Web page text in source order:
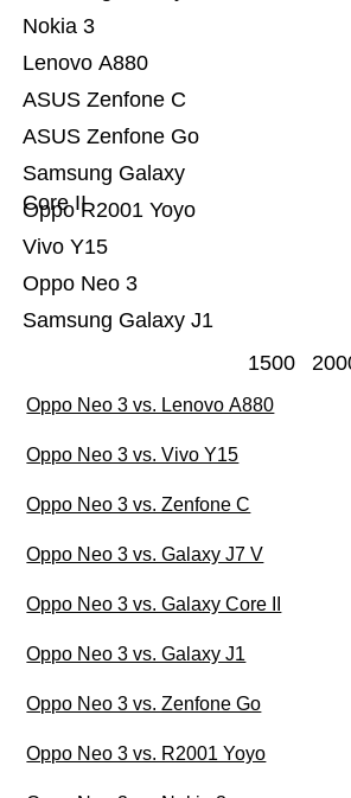
Samsung Galaxy J1
Oppo Neo 3
Vivo Y15
Oppo R2001 Yoyo
Samsung Galaxy
Core II
ASUS Zenfone Go
ASUS Zenfone C
Lenovo A880
Nokia 3
1500
Oppo Neo 3 vs. Lenovo A880
Oppo Neo 3 vs. Vivo Y15
Oppo Neo 3 vs. Zenfone C
Oppo Neo 3 vs. Galaxy J7 V
Oppo Neo 3 vs. Galaxy Core II
Oppo Neo 3 vs. Galaxy J1
Oppo Neo 3 vs. Zenfone Go
Oppo Neo 3 vs. R2001 Yoyo